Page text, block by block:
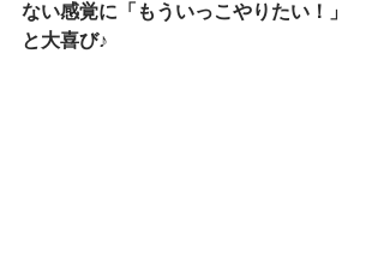
ない感覚に「もういっこやりたい！」
と大喜び♪